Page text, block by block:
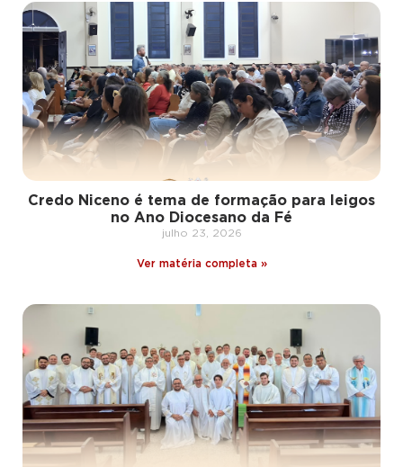
Credo Niceno é tema de formação para leigos
no Ano Diocesano da Fé
julho 23, 2026
Ver matéria completa »